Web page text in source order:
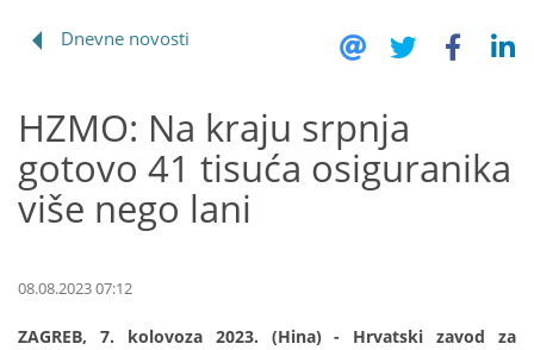
Dnevne novosti
HZMO: Na kraju srpnja
gotovo 41 tisuća osiguranika
više nego lani
08.08.2023 07:12
ZAGREB, 7. kolovoza 2023. (Hina) - Hrvatski zavod za